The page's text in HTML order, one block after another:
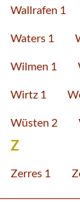
Wallrafen 1
Waters 1
Wilmen 1
Wirtz 1
Wüsten 2
Z
Zerres 1